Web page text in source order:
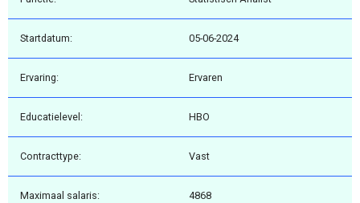
Startdatum: 05-06-2024
Ervaring: Ervaren
Educatielevel: HBO
Contracttype: Vast
Maximaal salaris: 4868